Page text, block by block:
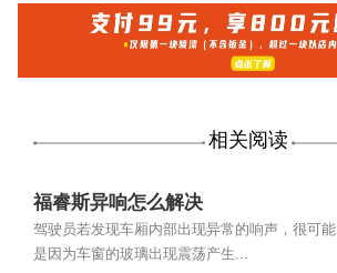
相关阅读
福睿斯异响怎么解决
驾驶员若发现车厢内部出现异常的响声，很可能
是因为车窗的玻璃出现震荡产生...